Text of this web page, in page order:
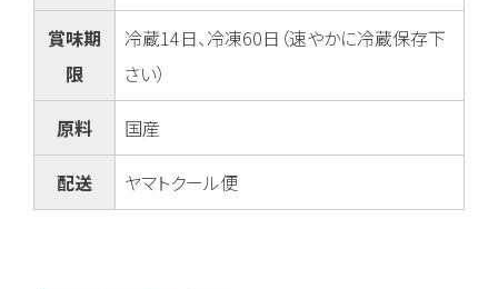
賞味期
限
冷蔵14日、冷凍60日（速やかに冷蔵保存下
さい）
原料 国産
配送 ヤマトクール便